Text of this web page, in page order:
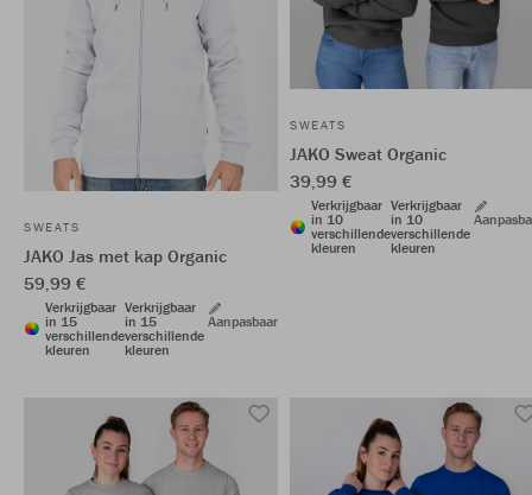
SWEATS
JAKO Jas met kap Organic
59,99 €
Verkrijgbaar
in 15
verschillende
kleuren
Verkrijgbaar
in 15
verschillende
kleuren
Aanpasbaar
SWEATS
JAKO Sweat Organic
39,99 €
Verkrijgbaar
in 10
verschillende
kleuren
Verkrijgbaar
in 10
verschillende
kleuren